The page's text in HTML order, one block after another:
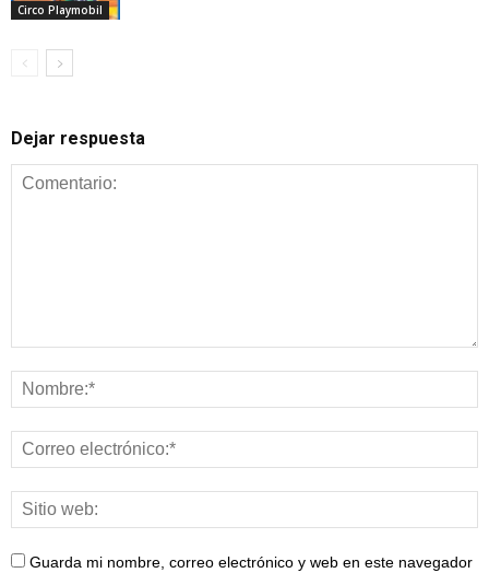
Circo Playmobil
Dejar respuesta
Guarda mi nombre, correo electrónico y web en este navegador